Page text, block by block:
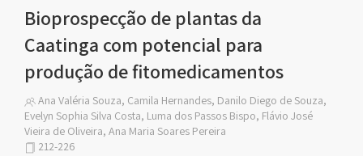
Bioprospecção de plantas da
Caatinga com potencial para
produção de fitomedicamentos
Ana Valéria Souza, Camila Hernandes, Danilo Diego de Souza,
Evelyn Sophia Silva Costa, Luma dos Passos Bispo, Flávio José
Vieira de Oliveira, Ana Maria Soares Pereira
212-226